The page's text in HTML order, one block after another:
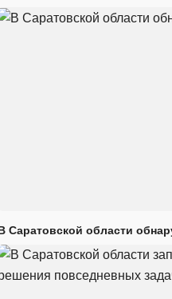
Саратовской области